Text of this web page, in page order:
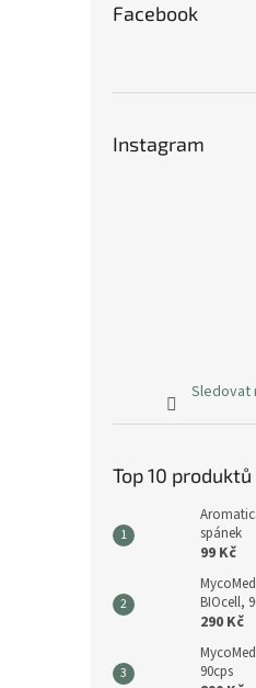
Facebook
Instagram
Sledovat
Top 10 produktů
spánek
99 Kč
BIOcell,
290 Kč
90cps